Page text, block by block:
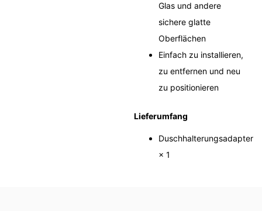
Glas und andere
sichere glatte
Oberflächen
Einfach zu installieren,
zu entfernen und neu
zu positionieren
Lieferumfang
Duschhalterungsadapter
× 1